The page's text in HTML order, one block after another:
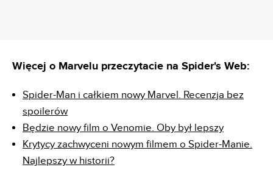
Więcej o Marvelu przeczytacie na Spider's Web:
Spider-Man i całkiem nowy Marvel. Recenzja bez
spoilerów
Będzie nowy film o Venomie. Oby był lepszy
Krytycy zachwyceni nowym filmem o Spider-Manie.
Najlepszy w historii?